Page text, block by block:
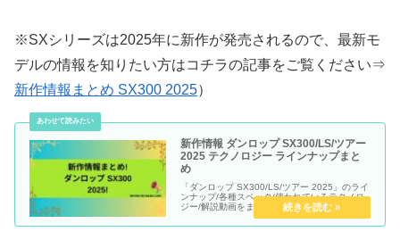
※SXシリーズは2025年に新作が発売されるので、最新モ
デルの情報を知りたい方はコチラの記事をご覧ください⇒
新作情報まとめ SX300 2025）
新作情報 ダンロップ SX300/LS/ツアー
2025 テクノロジー ラインナップまと
め
「ダンロップ SX300/LS/ツアー 2025」のライ
ンナップ/各種スペック/使われているテクノロ
ジー/解説動画をまとめていきます。